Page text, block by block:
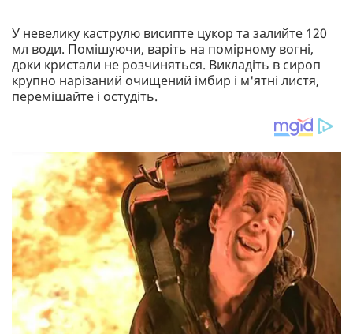
У невелику каструлю висипте цукор та залийте 120
мл води. Помішуючи, варіть на помірному вогні,
доки кристали не розчиняться. Викладіть в сироп
крупно нарізаний очищений імбир і м'ятні листя,
перемішайте і остудіть.